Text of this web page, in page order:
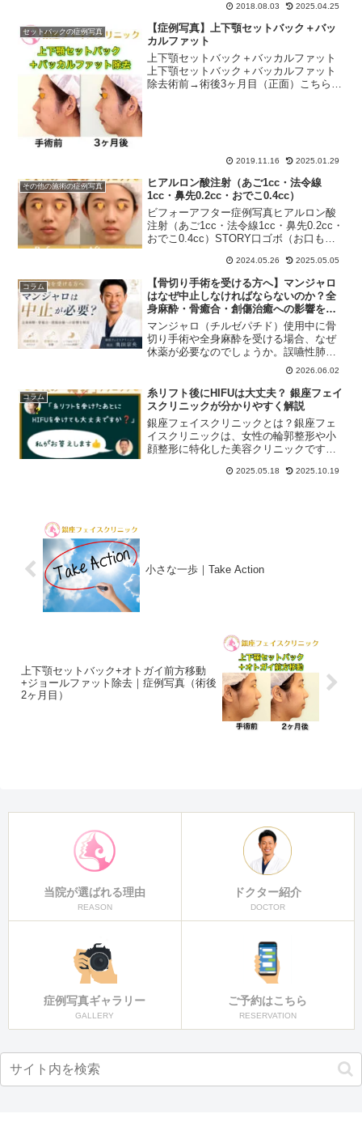
脂肪を除去すると、フェイスラインが
シ...
2018.08.03 2025.04.25
セットバックの症例写真
【症例写真】上下顎セットバック＋バッ
カルファット
上下顎セットバック＋バッカルファット
上下顎セットバック＋バッカルファット
除去術前→術後3ヶ月目（正面）こちらの
2019.11.16 2025.01.29
その他の施術の症例写真
ヒアルロン酸注射（あご1cc・法令線
1cc・鼻先0.2cc・おでこ0.4cc）
ビフォーアフター症例写真ヒアルロン酸
注射（あご1cc・法令線1cc・鼻先0.2cc・
おでこ0.4cc）STORY口ゴボ（お口もと
ンセリングへお越し頂いた患者様です。
ディスカッションを重ねるうちに「手術
を受...
2024.05.26 2025.05.05
コラム
【骨切り手術を受ける方へ】マンジャロ
はなぜ中止しなければならないのか？全
身麻酔・骨癒合・創傷治癒への影響を解
説
マンジャロ（チルゼパチド）使用中に骨
切り手術や全身麻酔を受ける場合、なぜ
休薬が必要なのでしょうか。誤嚥性肺炎
のリスク、骨癒合や創傷治癒への影響、
術前・術後の休薬期間について美容外科
医が詳しく解説します。
2026.06.02
コラム
糸リフト後にHIFUは大丈夫？ 銀座フェイ
スクリニックが分かりやすく解説
銀座フェイスクリニックとは？銀座フェ
イスクリニックは、女性の輪郭整形や小
顔整形に特化した美容クリニックです。
リニックを開設して年目（現在）になり
2025.05.18 2025.10.19
小さな一歩｜Take Action
上下顎セットバック+オトガイ前方移動
+ジョールファット除去｜症例写真（術後
2ヶ月目）
当院が選ばれる理由
REASON
ドクター紹介
DOCTOR
症例写真ギャラリー
GALLERY
ご予約はこちら
RESERVATION